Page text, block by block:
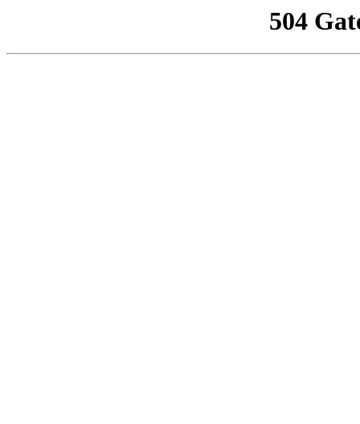
504